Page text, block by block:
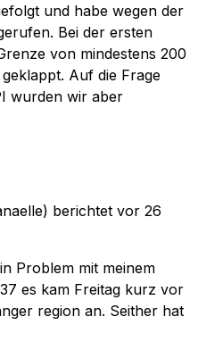
und habe wegen der
Bei der ersten
von mindestens 200
Auf die Frage
wurden wir aber
berichtet vor 26
Problem mit meinem
es kam Freitag kurz vor
region an. Seither hat